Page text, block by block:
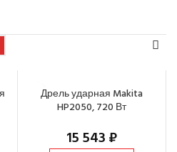
Дрель ударная Makita
HP2050, 720 Вт
15 543₽